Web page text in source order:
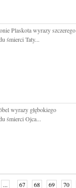
Plaskota wyrazy szczerego
śmierci Taty...
wyrazy głębokiego
śmierci Ojca...
... 67 68 69 70